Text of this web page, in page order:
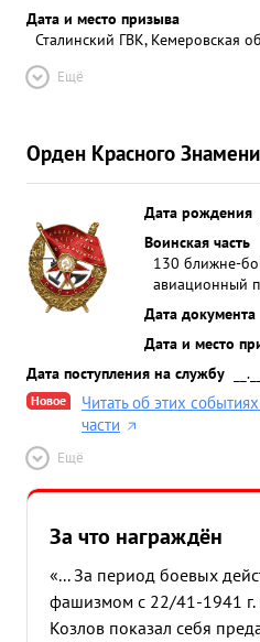
Дата и место призыва
Сталинский ГВК, Кемеровская
Ещё
Орден Красного Знамени
Дата рождения
Воинская часть
130 ближне-
авиационный
Дата документа
Дата и место
Дата поступления на службу
Новое
Читать об этих
части
Ещё
За что награждён
«... За период боевых
фашизмом с 22/41-1941 г.
Козлов показал себя